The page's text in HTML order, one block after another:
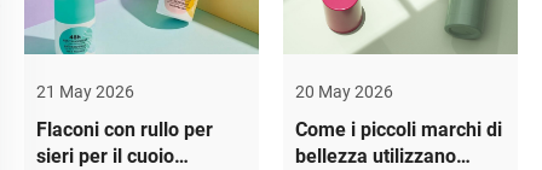
21 May 2026
Flaconi con rullo per
sieri per il cuoio
20 May 2026
Come i piccoli marchi di
bellezza utilizzano